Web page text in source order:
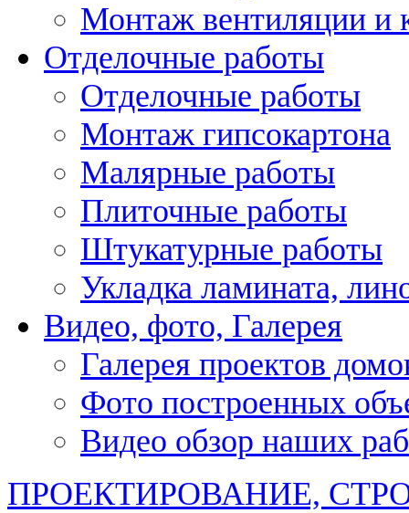
Монтаж вентиляции и
Отделочные работы
Отделочные работы
Монтаж гипсокартона
Малярные работы
Плиточные работы
Штукатурные работы
Укладка ламината,
Видео, фото, Галерея
Галерея проектов
Фото построенных
Видео обзор наших
ПРОЕКТИРОВАНИЕ,